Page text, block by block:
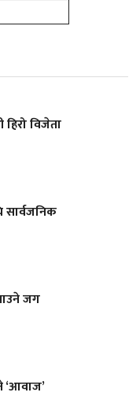
विजेता
सार्वजनिक
जग